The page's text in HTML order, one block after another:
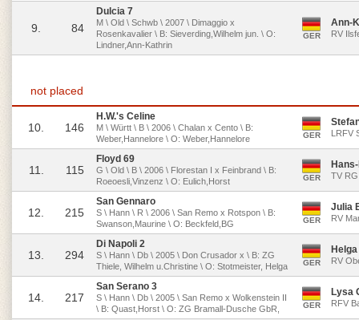
9. 84
Dulcia 7
M \ Old \ Schwb \ 2007 \ Dimaggio x
Rosenkavalier \ B: Sieverding,Wilhelm jun. \ O:
Lindner,Ann-Kathrin
GER
Ann-
RV
not placed
10. 146
H.W.'s Celine
M \ Württ \ B \ 2006 \ Chalan x Cento \ B:
Weber,Hannelore \ O: Weber,Hannelore
GER LRFV
11. 115
Floyd 69
G \ Old \ B \ 2006 \ Florestan I x Feinbrand \ B:
Roeoesli,Vinzenz \ O: Eulich,Horst
GER TV
12. 215
San Gennaro
S \ Hann \ R \ 2006 \ San Remo x Rotspon \ B:
Swanson,Maurine \ O: Beckfeld,BG
GER
Julia
RV
13. 294
Di Napoli 2
S \ Hann \ Db \ 2005 \ Don Crusador x \ B: ZG
Thiele, Wilhelm u.Christine \ O: Stotmeister, Helga
GER RV
14. 217
San Serano 3
S \ Hann \ Db \ 2005 \ San Remo x Wolkenstein II
\ B: Quast,Horst \ O: ZG Bramall-Dusche GbR,
GER
Lysa
RFV